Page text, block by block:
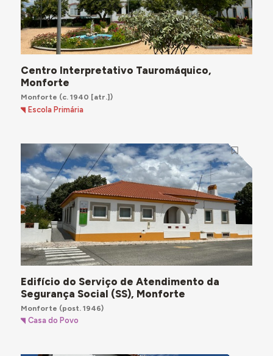
Centro Interpretativo Tauromáquico,
Monforte
Monforte (c. 1940 [atr.])
Escola Primária
Edifício do Serviço de Atendimento da
Segurança Social (SS), Monforte
Monforte (post. 1946)
Casa do Povo